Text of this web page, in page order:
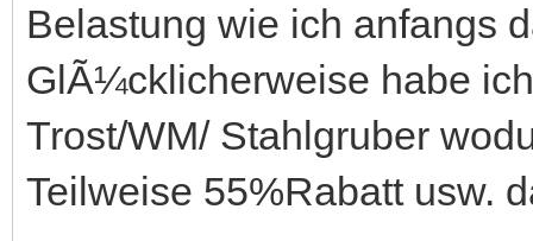
Belastung wie ich anfangs
GlÃ¼cklicherweise habe
Trost/WM/ Stahlgruber
Teilweise 55%Rabatt usw.